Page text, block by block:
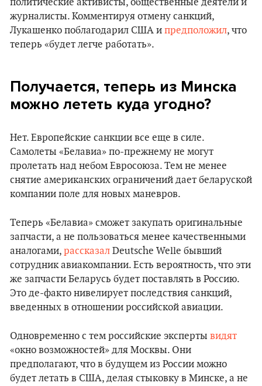
политические активисты, общественные деятели и
журналисты. Комментируя отмену санкций,
Лукашенко поблагодарил США и предположил, что
теперь «будет легче работать».
Получается, теперь из Минска
можно лететь куда угодно?
Нет. Европейские санкции все еще в силе.
Самолеты «Белавиа» по-прежнему не могут
пролетать над небом Евросоюза. Тем не менее
снятие американских ограничений дает беларуской
компании поле для новых маневров.
Теперь «Белавиа» сможет закупать оригинальные
запчасти, а не пользоваться менее качественными
аналогами, рассказал Deutsche Welle бывший
сотрудник авиакомпании. Есть вероятность, что эти
же запчасти Беларусь будет поставлять в Россию.
Это де-факто нивелирует последствия санкций,
введенных в отношении российской авиации.
Одновременно с тем российские эксперты видят
«окно возможностей» для Москвы. Они
предполагают, что в будущем из России можно
будет летать в США, делая стыковку в Минске, а не